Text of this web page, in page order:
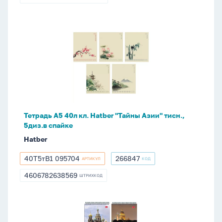
5диз.в
спайке
Тетрадь А5 40л кл. Hatber "Тайны Азии" тисн.,
5диз.в спайке
Hatber
40Т5тВ1
095704
40Т5тВ1 095704 АРТИКУЛ 266847
266847 КОД
4606782638569
4606782638569 ШТРИХКОД